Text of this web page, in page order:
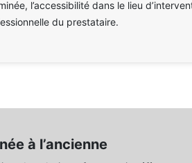
l’accessibilité dans le lieu
du prestataire.
à l’ancienne